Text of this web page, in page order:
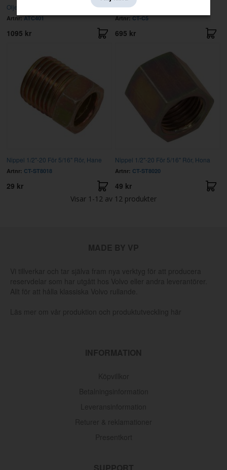
Oljekyl växellåda universal Volvo/Ford
Artnr: ATC401
1095 kr
Bränslerör 5/16" stål 5,45 m
Artnr: CT-C5
695 kr
Nippel 1/2"-20 För 5/16" Rör, Hane
Artnr: CT-ST8018
29 kr
Nippel 1/2"-20 För 5/16" Rör, Hona
Artnr: CT-ST8020
49 kr
Visar 1-12 av 12 produkter